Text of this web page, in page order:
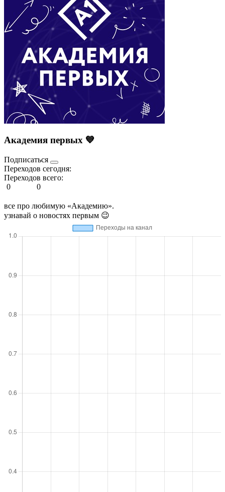
Академия первых 💙
Подписаться
Переходов сегодня:
Переходов всего:
0
0
все про любимую «Академию».
узнавай о новостях первым 😉